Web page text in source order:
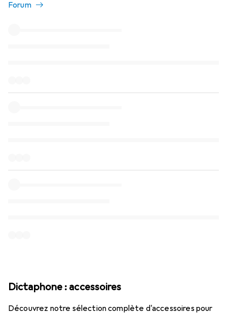
Forum
Dictaphone : accessoires
Découvrez notre sélection complète d'accessoires pour